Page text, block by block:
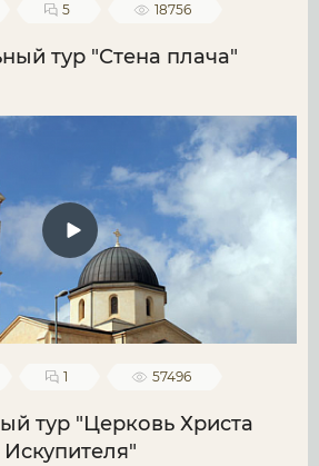
5 18756
тур "Стена плача"
1 57496
тур "Церковь Христа
Искупителя"